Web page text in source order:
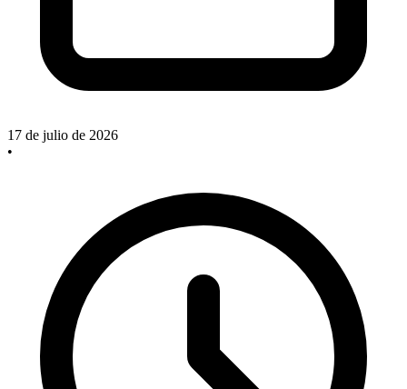
17 de julio de 2026
•